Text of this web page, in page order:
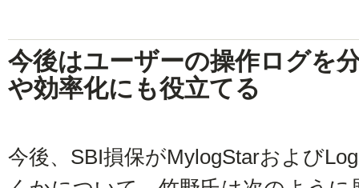
今後はユーザーの操作ログを
や効率化にも役立てる
今後、SBI損保がMylogStarおよび